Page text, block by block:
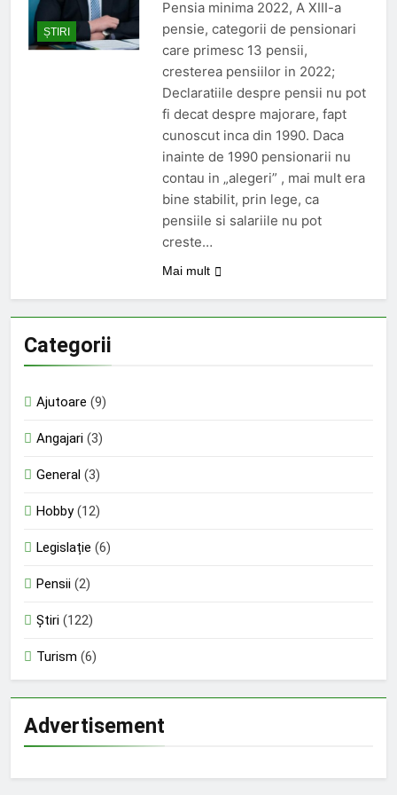
continuă să muncească;
Pensii diminuate cu 85% pentru
aceste categorii de pensionari
6 Luni Ago
Romania din nou la
EUROVISION
9 Luni Ago
Manole: Costuri prea mari cu
plata pensiilor prin poștă;
9 Luni Ago
Sfințirea Catedralei Mântuirii
mare biserică ortodoxă din lume
9 Luni Ago
ȘTIRI
Pensia minima 2022, A XIII-a
pensie, categorii de pensionari
care primesc 13 pensii,
cresterea pensiilor in 2022;
Declaratiile despre pensii nu pot
fi decat despre majorare, fapt
cunoscut inca din 1990. Daca
inainte de 1990 pensionarii nu
contau in „alegeri” , mai mult era
bine stabilit, prin lege, ca
pensiile si salariile nu pot
creste…
Mai mult
Categorii
Ajutoare (9)
Angajari (3)
General (3)
Hobby(12)
Legislație (6)
Pensii (2)
Știri (122)
Turism (6)
Advertisement